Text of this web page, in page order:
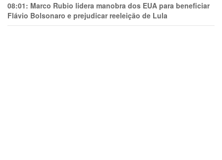
08:01: Marco Rubio lidera manobra dos EUA para beneficiar
Flávio Bolsonaro e prejudicar reeleição de Lula